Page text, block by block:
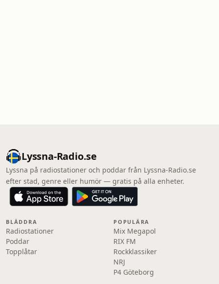
Lyssna-Radio.se
Lyssna på radiostationer och poddar från Lyssna-Radio.se
efter stad, genre eller humör — gratis på alla enheter.
BLÄDDRA
Radiostationer
Poddar
Topplåtar
POPULÄRA
Mix Megapol
RIX FM
Rockklassiker
NRJ
P4 Göteborg